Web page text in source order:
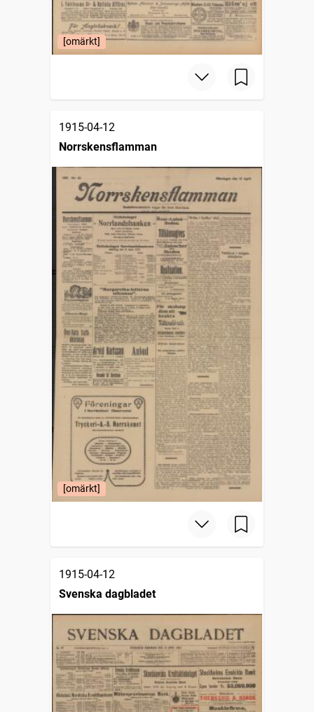
[omärkt]
1915-04-12
Norrskensflamman
[omärkt]
1915-04-12
Svenska dagbladet